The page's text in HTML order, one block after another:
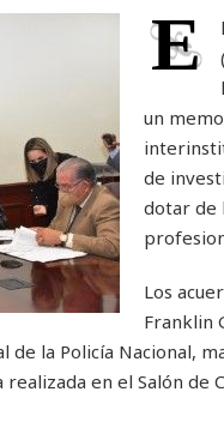
E
un
de
dotar de
Los
Franklin
la Policía Nacional,
en el Salón